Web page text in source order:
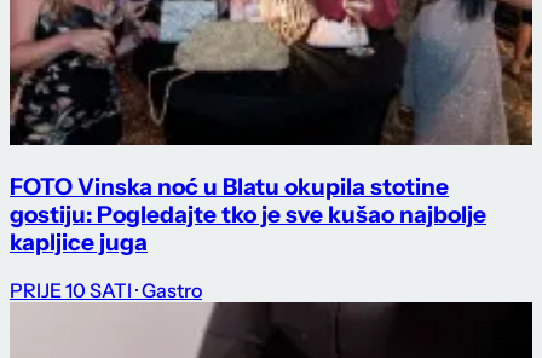
FOTO Vinska noć u Blatu okupila stotine
gostiju: Pogledajte tko je sve kušao najbolje
kapljice juga
PRIJE 10 SATI · Gastro